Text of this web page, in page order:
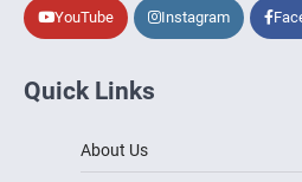
YouTube Instagram
Quick Links
About Us